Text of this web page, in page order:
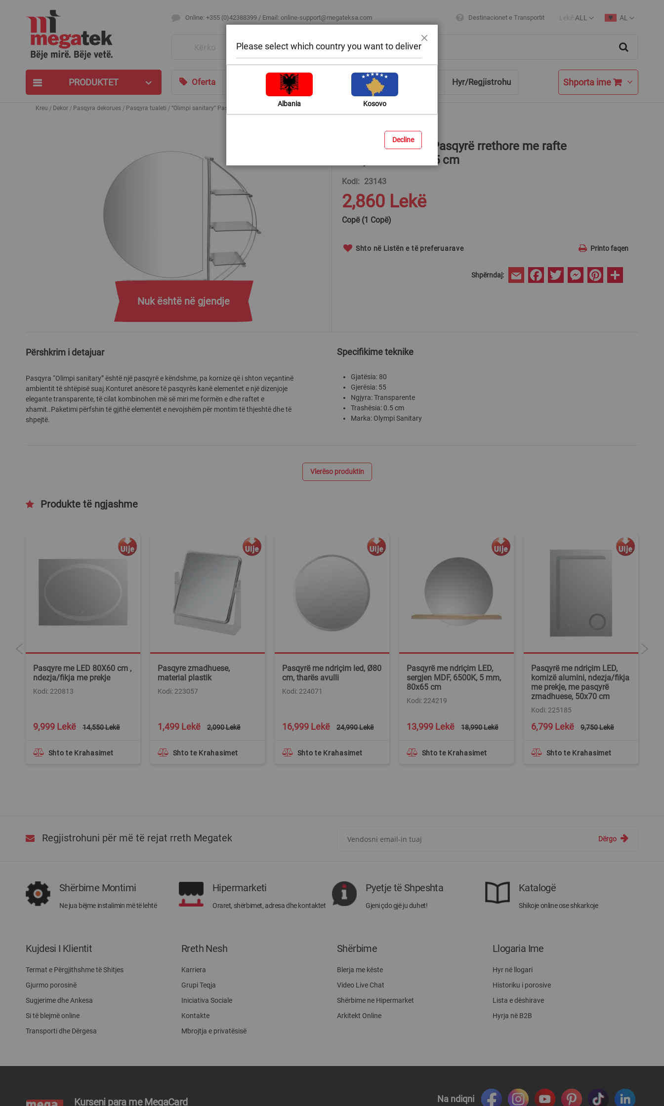
Online: +355 (0)42388399 / Email: online-support@megateksa.com Destinacionet e Transportit
Currency
Lekë ALL
Language
AL
PRODUKTET Oferta Bli sipas ambientit Ndihmë & Këshilla Hyr/Regjistrohu Shporta ime
Kreu Dekor Pasqyra dekorues Pasqyra tualeti “Olimpi sanitary” Pasqyrë rrethore me rafte tranparente ,80x55 cm
Nuk është në gjendje
the
beginning
the
images
gallery
“Olimpi sanitary” Pasqyrë rrethore me rafte
tranparente ,80x55 cm
Kodi 23143
2,860 Lekë
Copë (1 Copë)
Shto në Listën e të preferuarave Printo faqen
Shpërndaj: Email FacebookTwitter MessengerPinterest
Përshkrim i detajuar
Pasqyra “Olimpi sanitary” është një pasqyrë e këndshme, pa kornize që i shton veçantinë
ambientit të shtëpisë suaj.Konturet anësore të pasqyrës kanë elementet e një dizenjoje
elegante transparente, të cilat kombinohen më së miri me formën e dhe raftet e
xhamit..Paketimi përfshin të gjithë elementët e nevojshëm për montim të thjeshtë dhe të
shpejtë.
Specifikime teknike
Gjatësia: 80
Gjerësia: 55
Ngjyra: Transparente
Trashësia: 0.5 cm
Marka: Olympi Sanitary
Vlerëso produktin
Produkte të ngjashme
Pasqyre me LED 80X60 cm ,
ndezja/fikja me prekje
Special
Price
9,999 Lekë 14,550 Lekë
Kodi: 220813
Shto te Krahasimet
Pasqyre zmadhuese,
material plastik
Special
Price
1,499 Lekë 2,090 Lekë
Kodi: 223057
Shto te Krahasimet
Pasqyrë me ndriçim led, Ø80
cm, tharës avulli
Special
Price
16,999 Lekë 24,990 Lekë
Kodi: 224071
Shto te Krahasimet
Pasqyrë me ndriçim LED,
sergjen MDF, 6500K, 5 mm,
80x65 cm
Special
Price
13,999 Lekë 18,990 Lekë
Kodi: 224219
Shto te Krahasimet
Pasqyrë me ndriçim LED,
kornizë alumini, ndezja/fikja
me prekje, me pasqyrë
zmadhuese, 50x70 cm
Special
Price
6,799 Lekë 9,750 Lekë
Kodi: 225185
Shto te Krahasimet
Regjistrohuni për më të rejat rreth Megatek
rreth
Megatek:
Dërgo
Shërbime Montimi
Ne jua bëjme instalimin më të lehtë
Hipermarketi
Oraret, shërbimet, adresa dhe kontaktet
Pyetje të Shpeshta
Gjeni çdo gjë ju duhet!
Katalogë
Shikoje online ose shkarkoje
Kujdesi I Klientit
Termat e Përgjithshme të Shitjes
Gjurmo porosinë
Sugjerime dhe Ankesa
Si të blejmë online
Transporti dhe Dërgesa
Rreth Nesh
Karriera
Grupi Teqja
Iniciativa Sociale
Kontakte
Mbrojtja e privatësisë
Shërbime
Blerja me këste
Video Live Chat
Shërbime ne Hipermarket
Arkitekt Online
Llogaria Ime
Hyr në llogari
Historiku i porosive
Lista e dëshirave
Hyrja në B2B
Kurseni para me MegaCard Na ndiqni
Please select which country you want to deliver
Albania Kosovo
Decline